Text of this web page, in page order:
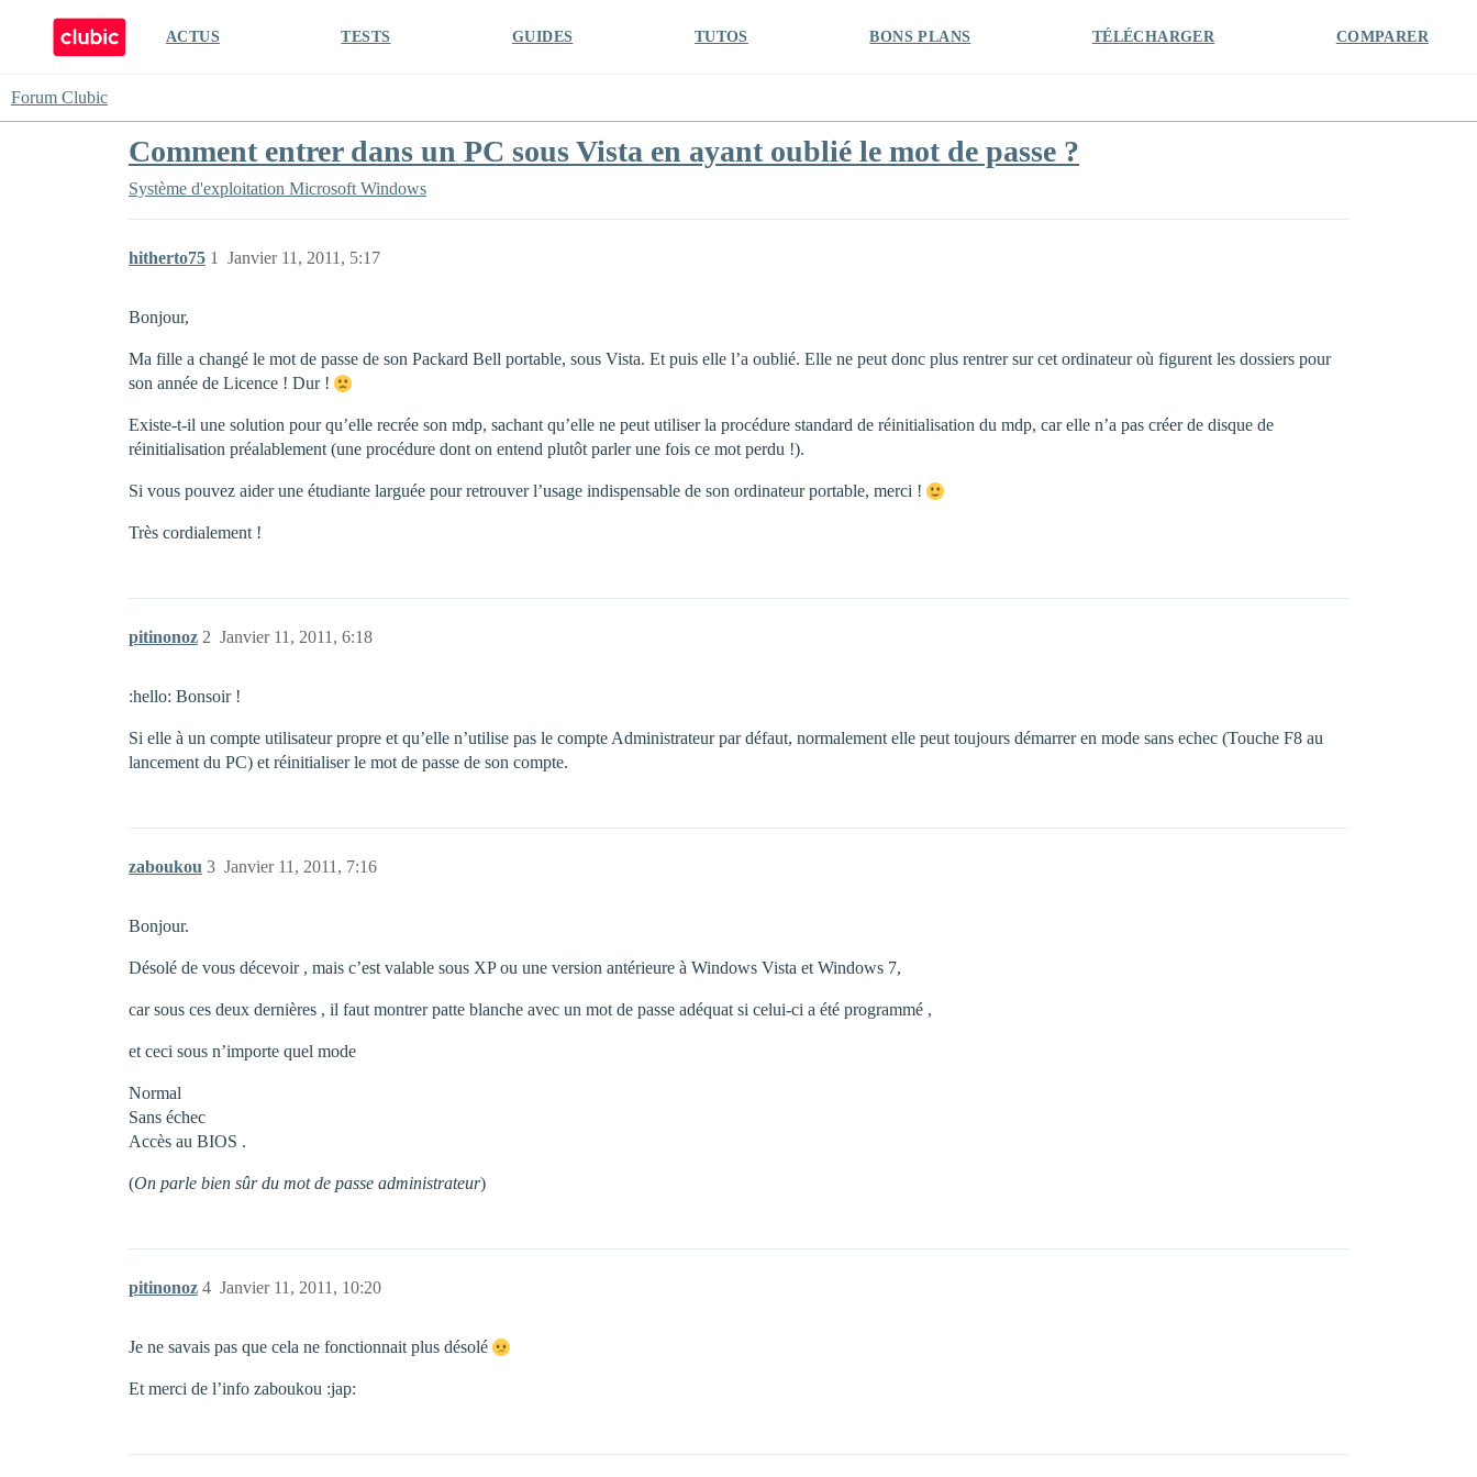
ACTUS TESTS GUIDES TUTOS BONS PLANS TÉLÉCHARGER COMPARER
Forum Clubic
Comment entrer dans un PC sous Vista en ayant oublié le mot de passe ?
Système d'exploitation Microsoft Windows
hitherto75 Janvier 11, 2011, 5:17
1
Bonjour,
Ma fille a changé le mot de passe de son Packard Bell portable, sous Vista. Et puis elle l’a oublié. Elle ne peut donc plus rentrer sur cet ordinateur où figurent les dossiers pour
son année de Licence ! Dur !
Existe-t-il une solution pour qu’elle recrée son mdp, sachant qu’elle ne peut utiliser la procédure standard de réinitialisation du mdp, car elle n’a pas créer de disque de
réinitialisation préalablement (une procédure dont on entend plutôt parler une fois ce mot perdu !).
Si vous pouvez aider une étudiante larguée pour retrouver l’usage indispensable de son ordinateur portable, merci !
Très cordialement !
pitinonoz Janvier 11, 2011, 6:18
2
:hello: Bonsoir !
Si elle à un compte utilisateur propre et qu’elle n’utilise pas le compte Administrateur par défaut, normalement elle peut toujours démarrer en mode sans echec (Touche F8 au
lancement du PC) et réinitialiser le mot de passe de son compte.
zaboukou Janvier 11, 2011, 7:16
3
Bonjour.
Désolé de vous décevoir , mais c’est valable sous XP ou une version antérieure à Windows Vista et Windows 7,
car sous ces deux dernières , il faut montrer patte blanche avec un mot de passe adéquat si celui-ci a été programmé ,
et ceci sous n’importe quel mode
Normal
Sans échec
Accès au BIOS .
(On parle bien sûr du mot de passe administrateur)
pitinonoz Janvier 11, 2011, 10:20
4
Je ne savais pas que cela ne fonctionnait plus désolé
Et merci de l’info zaboukou :jap: